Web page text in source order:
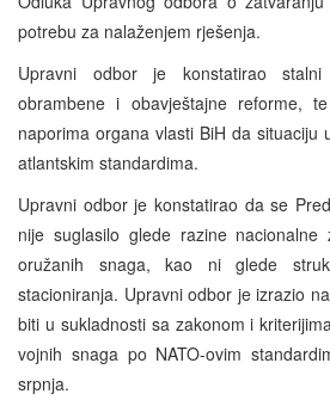
potrebu za nalaženjem rješenja.
Upravni odbor je konstatirao
obrambene i obavještajne reforme,
naporima organa vlasti BiH da situaciju
atlantskim standardima.
Upravni odbor je konstatirao da se
nije suglasilo glede razine nacionalne
oružanih snaga, kao ni glede
stacioniranja. Upravni odbor je izrazio
biti u sukladnosti sa zakonom i
vojnih snaga po NATO-ovim
srpnja.